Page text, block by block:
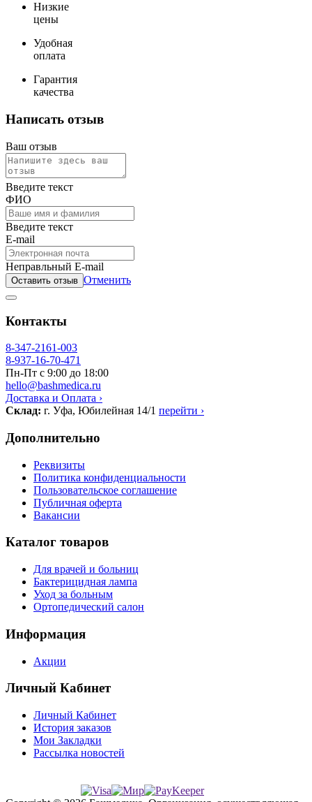
Низкие
цены
Удобная
оплата
Гарантия
качества
Написать отзыв
Ваш отзыв
Введите текст
ФИО
Введите текст
E-mail
Неправльный E-mail
Оставить отзыв Отменить
Контакты
8-347-2161-003
8-937-16-70-471
Пн-Пт с 9:00 до 18:00
hello@bashmedica.ru
Доставка и Оплата ›
Склад: г. Уфа, Юбилейная 14/1 перейти ›
Дополнительно
Реквизиты
Политика конфиденциальности
Пользовательское соглашение
Публичная оферта
Вакансии
Каталог товаров
Для врачей и больниц
Бактерицидная лампа
Уход за больным
Ортопедический салон
Информация
Акции
Личный Кабинет
Личный Кабинет
История заказов
Мои Закладки
Рассылка новостей